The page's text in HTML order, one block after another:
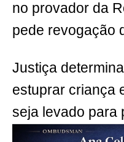
no provador da
pede revogação
Justiça
estuprar criança
seja levado para